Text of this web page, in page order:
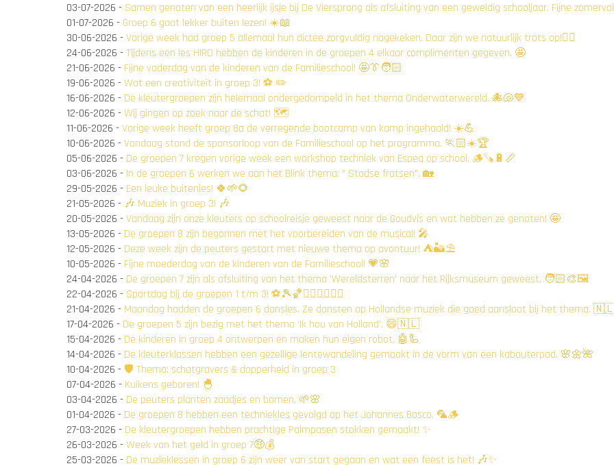
03-07-2026 - Samen genoten van een heerlijk ijsje bij De Viersprong als afsluiting van een geweldig schooljaar. Fijne
01-07-2026 - Groep 6 gaat lekker buiten lezen! ☀️📖
30-06-2026 -Vorige week had groep 5 allemaal hun dictee zorgvuldig nagekeken. Daar zijn we natuurlijk trots op!✍🏻
24-06-2026 -Tijdens een les HIRO hebben de kinderen in de groepen 4 elkaar complimenten gegeven. 🤩
21-06-2026 - Fijne vaderdag van de kinderen van de Familieschool! 🤩👔🧑🏻
19-06-2026 -Wat een creativiteit in groep 3! ⚽️ ✏️
16-06-2026 - De kleutergroepen zijn helemaal ondergedompeld in het thema Onderwaterwereld. 🐙🐚💙
12-06-2026 -Wij gingen op zoek naar de schat! 🗺️
11-06-2026 -Vorige week heeft groep 8a de verregende bootcamp van kamp ingehaald! ☀️💪
10-06-2026 -Vandaag stond de sponsorloop van de Familieschool op het programma. 🏃🏻☀️🏆
05-06-2026 - De groepen 7 kregen vorige week een workshop techniek van Espeq op school. 🪵🪚🔋📏
03-06-2026 - In de groepen 6 werken we aan het Blink thema: " Stadse fratsen". 🏡
29-05-2026 - Een leuke buitenles! 🍀🌱🌻
21-05-2026 - 🎶 Muziek in groep 3! 🎶
20-05-2026 -Vandaag zijn onze kleuters op schoolreisje geweest naar de Goudvis en wat hebben ze genoten! 🤩
13-05-2026 - De groepen 8 zijn begonnen met het voorbereiden van de musical! 🎤
12-05-2026 - Deze week zijn de peuters gestart met nieuwe thema op avontuur! ⛺️🏜️⛱️
10-05-2026 - Fijne moederdag van de kinderen van de Familieschool! 💗🌸
24-04-2026 - De groepen 7 zijn als afsluiting van het thema 'Wereldsterren' naar het Rijksmuseum geweest. 🧑🏻‍🎨🖼️
22-04-2026 - Sportdag bij de groepen 1 t/m 3! ⚽🎾🏀🏃🏻‍♀️🤸🏻‍♂️
21-04-2026 - Maandag hadden de groepen 6 dansles. Ze dansten op Hollandse muziek die goed aansloot bij het thema.
17-04-2026 - De groepen 5 zijn bezig met het thema ‘Ik hou van Holland’. 😄🇳🇱
15-04-2026 - De kinderen in groep 4 ontwerpen en maken hun eigen robot. 🤖🦾
14-04-2026 - De kleuterklassen hebben een gezellige lentewandeling gemaakt in de vorm van een kabouterpad. 🌸🌼🌺
10-04-2026 - 🛡️ Thema: schatgravers & dapperheid in groep 3
07-04-2026 - Kuikens geboren! 🐣
03-04-2026 - De peuters planten zaadjes en bomen. 🌱🌸
01-04-2026 - De groepen 8 hebben een techniekles gevolgd op het Johannes Bosco. 🦜🪵
27-03-2026 - De kleutergroepen hebben prachtige Palmpasen stokken gemaakt! ✨
26-03-2026 -Week van het geld in groep 7🤑💰
25-03-2026 - De muzieklessen in groep 6 zijn weer van start gegaan en wat een feest is het! 🎶✨